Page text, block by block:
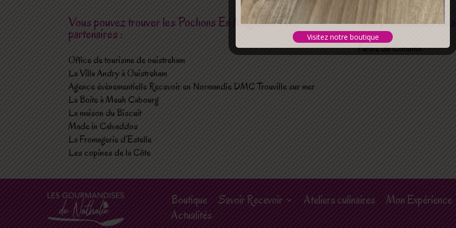
Vous pouvez trouver les Pochons En Magasin / Nos
partenaires :
Office de tourisme de ouistreham
La Villa Andry à Ouistreham
Agence évènementielle Recevoir en Normandie DMC Trouville sur mer
La Boite à Meuh Cabourg
La maison du Biscuit
Made in Calvaddos
La Fromagerie d’Estelle
Les copines de la Côte
Nos producteurs
Farine du Cotentin
Boutique Savoir Recevoir Ateliers culinaires Mon Expérience
Actualités
Visitez notre boutique